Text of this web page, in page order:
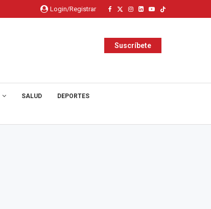
Login/Registrar
Suscríbete
SALUD DEPORTES